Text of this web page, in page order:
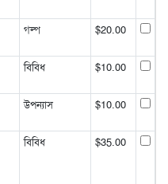
গল্প $20.00
বিবিধ $10.00
উপন্যাস $10.00
বিবিধ $35.00